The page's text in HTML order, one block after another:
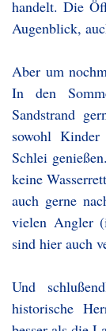
handelt. Die
Augenblick,
Aber um
In den
Sandstrand
sowohl
Schlei
keine
auch gerne
vielen Angler
sind hier auch
Und
historische